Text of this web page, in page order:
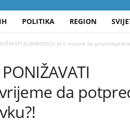
POLITIKA REGION
DURAKOVIĆA: Je li vrijeme da
vrijeme da